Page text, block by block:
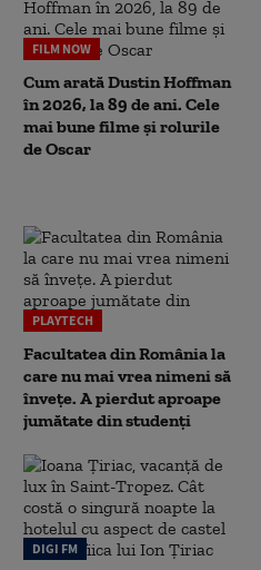
FILM NOW
Cum arată Dustin Hoffman
în 2026, la 89 de ani. Cele
mai bune filme și rolurile
de Oscar
PLAYTECH
Facultatea din România la
care nu mai vrea nimeni să
înveţe. A pierdut aproape
jumătate din studenţi
DIGI FM